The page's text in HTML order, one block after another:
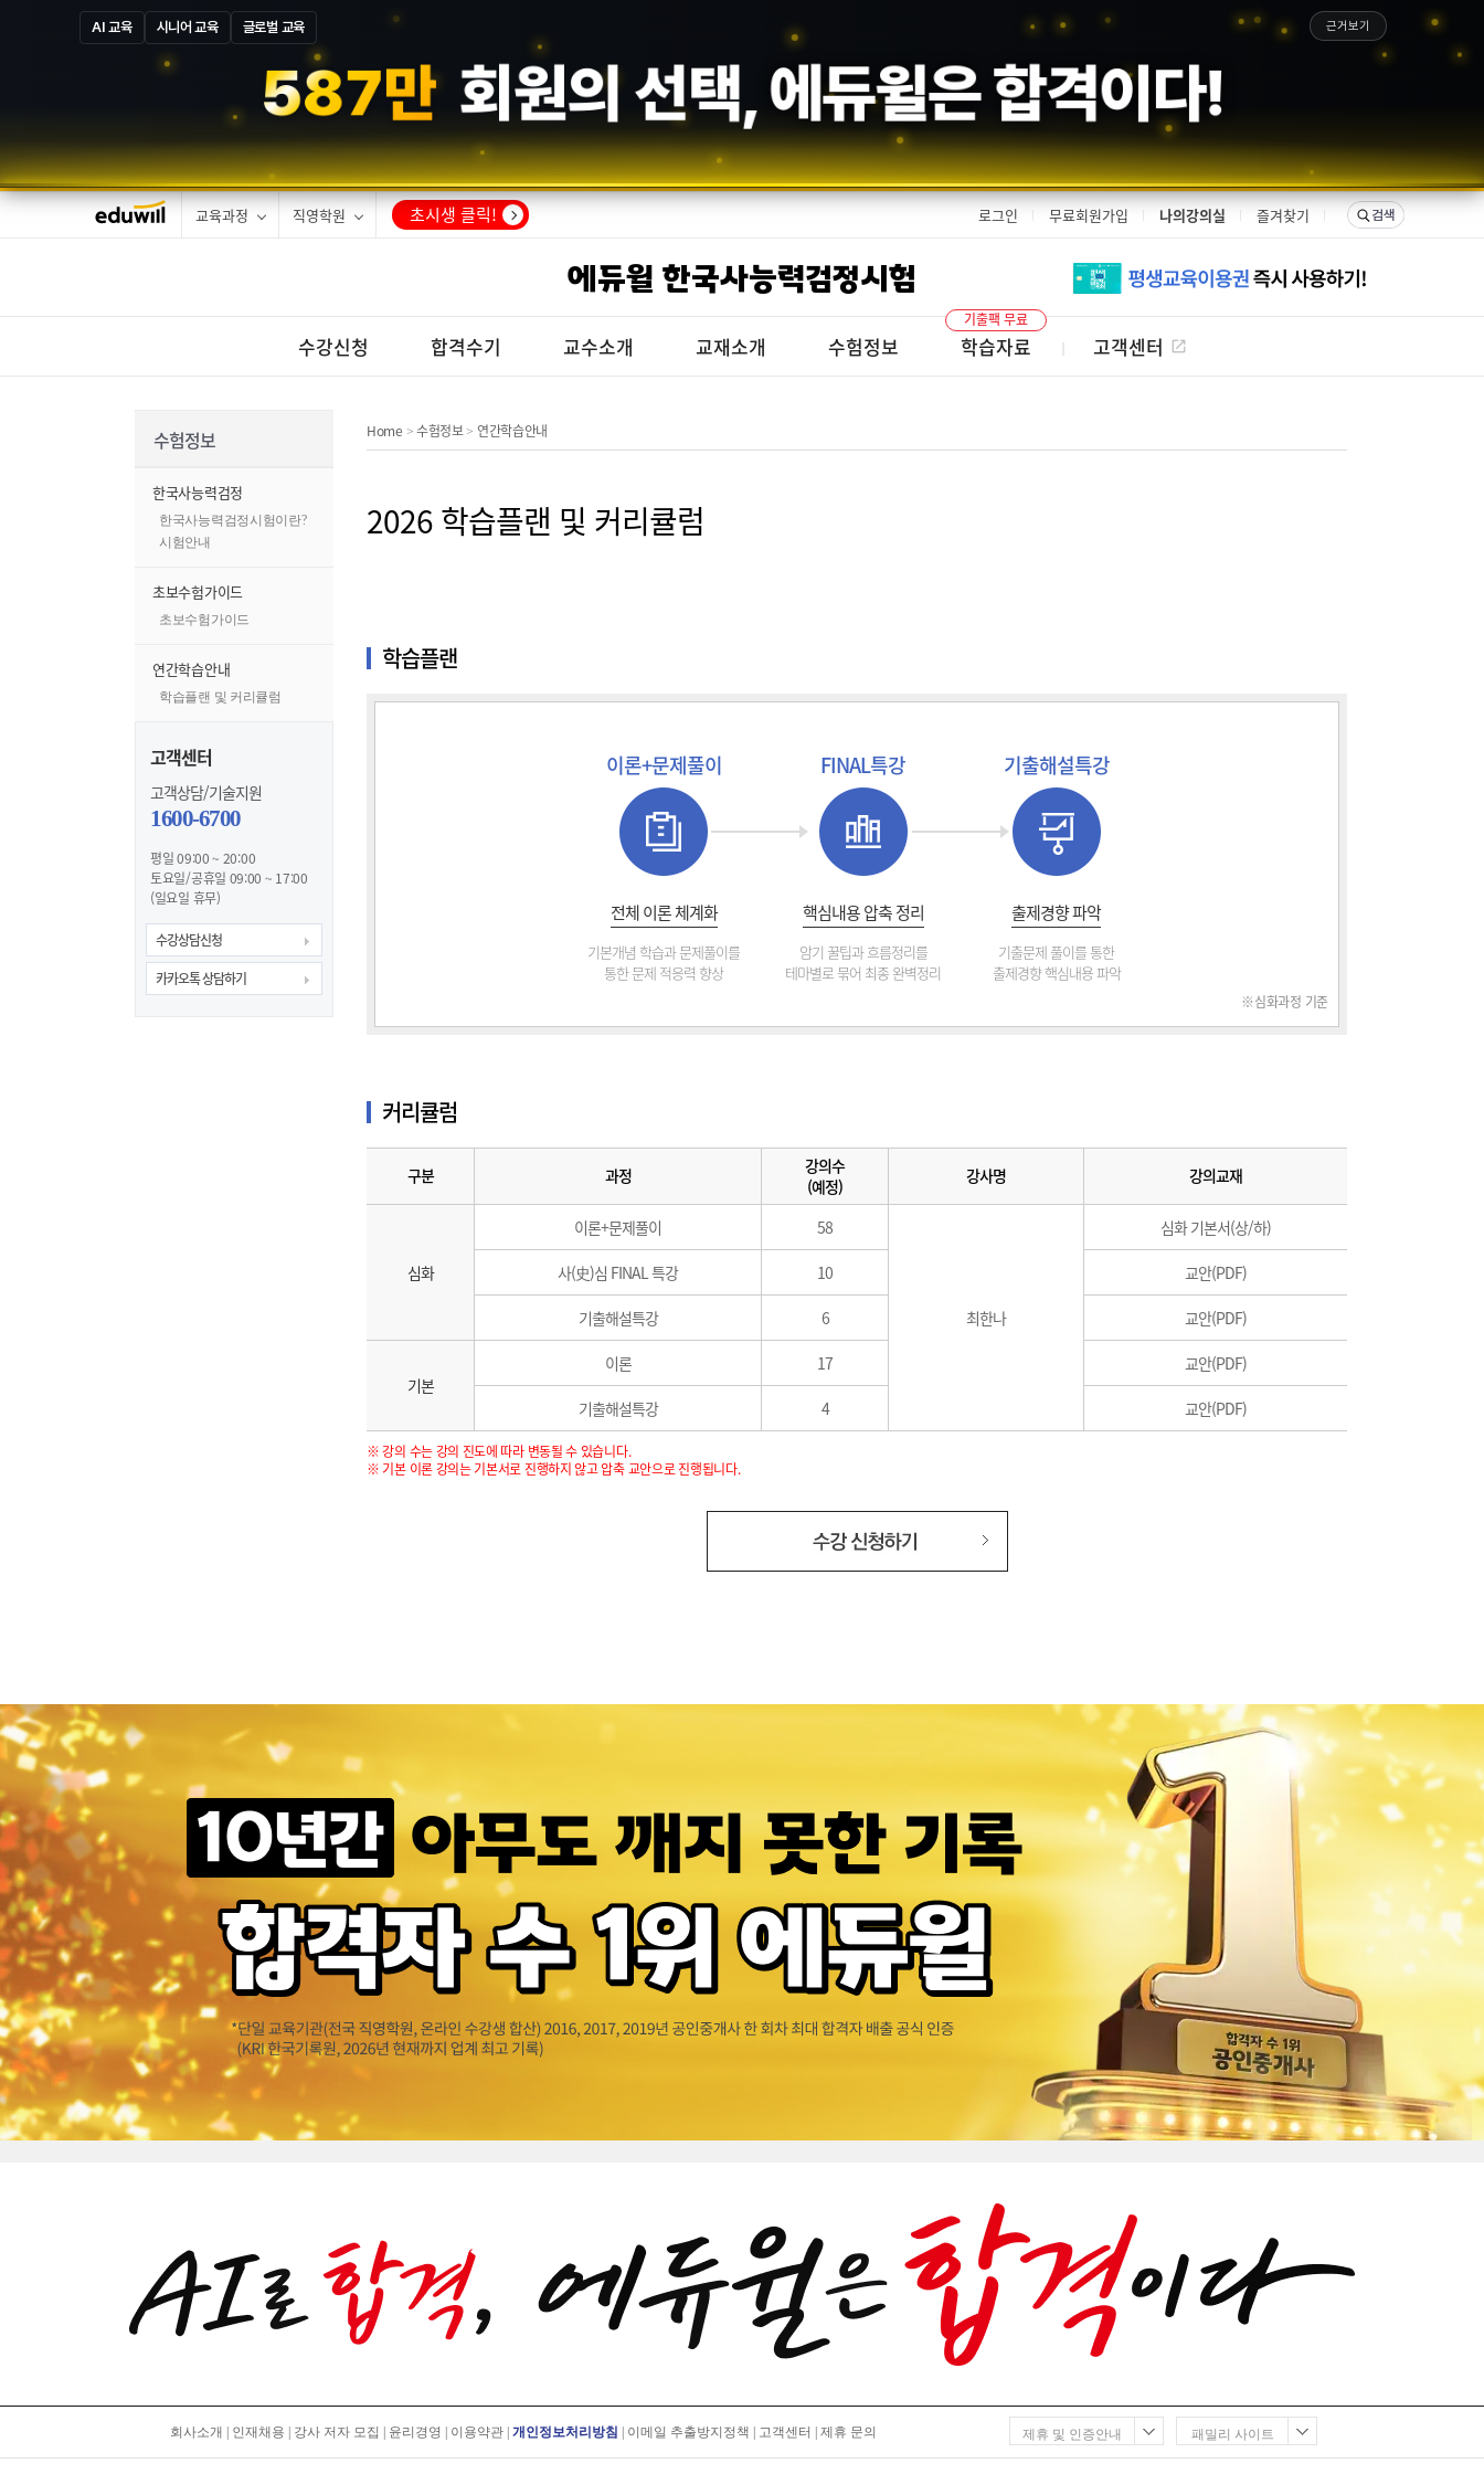
AI 교육 시니어 교육 글로벌 교육
587만 회원의 선택,에듀윌은 합격이다!
근거보기
교육과정 직영학원 초시생 클릭! 로그인 무료회원가입 나의강의실 즐겨찾기
에듀윌 한국사능력검정시험
수강신청 합격수기 교수소개 교재소개 수험정보 학습자료
기출팩 무료
고객센터
수험정보
한국사능력검정
한국사능력검정시험이란?
시험안내
초보수험가이드
초보수험가이드
연간학습안내
학습플랜 및 커리큘럼
고객센터
고객상담/기술지원
1600-6700
평일 09:00 ~ 20:00
토요일/공휴일 09:00 ~ 17:00
(일요일 휴무)
수강상담신청
카카오톡 상담하기
Home > 수험정보> 연간학습안내
2026 학습플랜 및 커리큘럼
학습플랜
이론+문제풀이
전체 이론 체계화
기본개념 학습과 문제풀이를
통한 문제 적응력 향상
FINAL특강
핵심내용 압축 정리
암기 꿀팁과 흐름정리를
테마별로 묶어 최종 완벽정리
기출해설특강
출제경향 파악
기출문제 풀이를 통한
출제경향 핵심내용 파악
※심화과정 기준
커리큘럼
구분 과정
강의수
(예정)
강사명 강의교재
심화
이론+문제풀이 58
최한나
심화 기본서(상/하)
사(史)심 FINAL 특강 10 교안(PDF)
기출해설특강 6 교안(PDF)
기본
이론 17 교안(PDF)
기출해설특강 4 교안(PDF)
※ 강의 수는 강의 진도에 따라 변동될 수 있습니다.
※ 기본 이론 강의는 기본서로 진행하지 않고 압축 교안으로 진행됩니다.
회사소개 인재채용 강사 저자 모집 윤리경영 이용약관 개인정보처리방침 이메일 추출방지정책 고객센터 제휴 문의 패밀리 사이트
제휴 및 인증안내